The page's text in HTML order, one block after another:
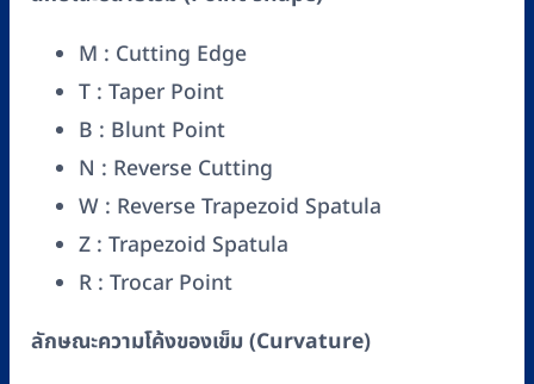
M : Cutting Edge
T : Taper Point
B : Blunt Point
N : Reverse Cutting
W : Reverse Trapezoid Spatula
Z : Trapezoid Spatula
R : Trocar Point
ลักษณะความโค้งของเข็ม (Curvature)